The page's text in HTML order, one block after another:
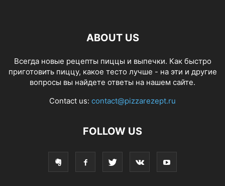
ABOUT US
Всегда новые рецепты пиццы и выпечки. Как быстро
приготовить пиццу, какое тесто лучше - на эти и другие
вопросы вы найдете ответы на нашем сайте.
Contact us: contact@pizzarezept.ru
FOLLOW US